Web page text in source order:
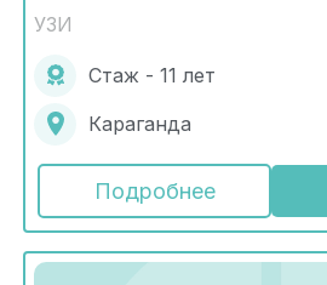
УЗИ
Стаж - 11 лет
Караганда
Подробнее